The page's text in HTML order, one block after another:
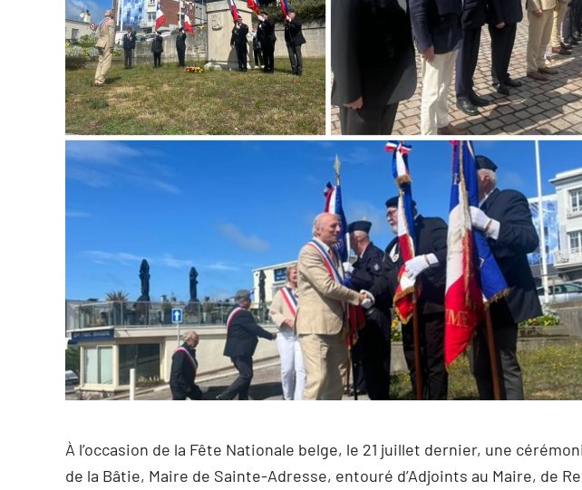
À l’occasion de la Fête Nationale belge, le 21 juillet dernier, une
de la Bâtie, Maire de Sainte-Adresse, entouré d’Adjoints au Maire,